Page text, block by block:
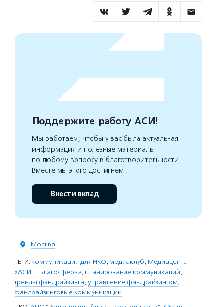
Поддержите работу АСИ!
Мы работаем, чтобы у вас была актуальная
информация и полезные материалы
по любому вопросу в благотворительности.
Вместе мы этого достигнем
Внести вклад
Москва
ТЕГИ: коммуникации для НКО, медиаклуб, Медиацентр
«АСИ — Благосфера», планирование коммуникаций,
тренды фандрайзинга, управление фандрайзингом,
фандрайзинговые коммуникации